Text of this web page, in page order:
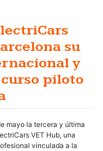
su
y
piloto
mayo la tercera y última
VET Hub, una
vinculada a la